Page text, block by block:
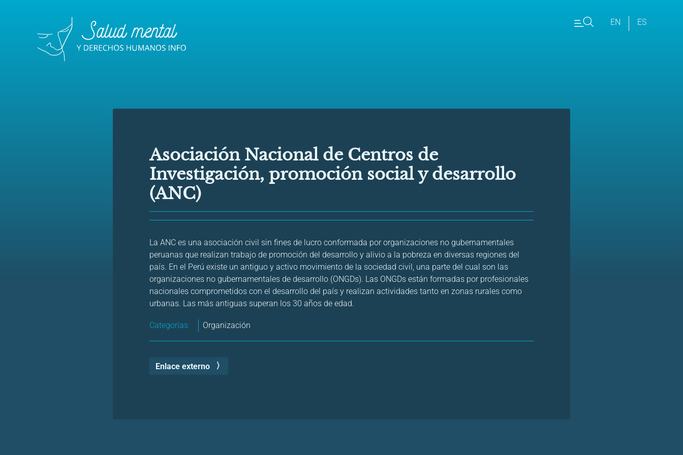
EN ES
Asociación Nacional de Centros de
Investigación, promoción social y desarrollo
(ANC)
La ANC es una asociación civil sin fines de lucro conformada por organizaciones no gubernamentales
peruanas que realizan trabajo de promoción del desarrollo y alivio a la pobreza en diversas regiones del
país. En el Perú existe un antiguo y activo movimiento de la sociedad civil, una parte del cual son las
organizaciones no gubernamentales de desarrollo (ONGDs). Las ONGDs están formadas por profesionales
nacionales comprometidos con el desarrollo del país y realizan actividades tanto en zonas rurales como
urbanas. Las más antiguas superan los 30 años de edad.
Categorías Organización
Enlace externo